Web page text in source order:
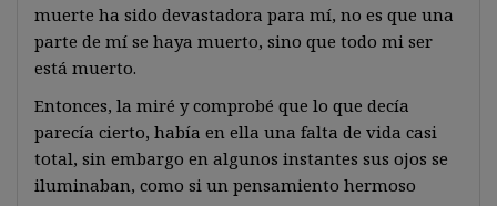
muerte ha sido devastadora para mí, no es que una
parte de mí se haya muerto, sino que todo mi ser
está muerto.
Entonces, la miré y comprobé que lo que decía
parecía cierto, había en ella una falta de vida casi
total, sin embargo en algunos instantes sus ojos se
iluminaban, como si un pensamiento hermoso